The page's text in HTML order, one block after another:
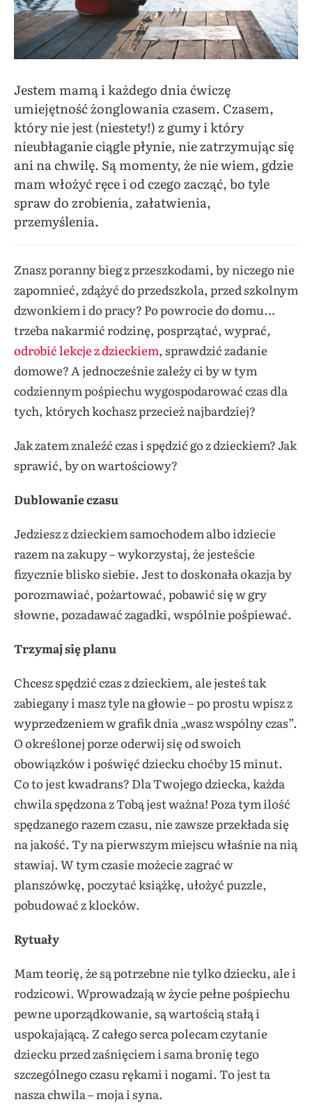
Jestem mamą i każdego dnia ćwiczę
umiejętność żonglowania czasem. Czasem,
który nie jest (niestety!) z gumy i który
nieubłaganie ciągle płynie, nie zatrzymując się
ani na chwilę. Są momenty, że nie wiem, gdzie
mam włożyć ręce i od czego zacząć, bo tyle
spraw do zrobienia, załatwienia,
przemyślenia.
Znasz poranny bieg z przeszkodami, by niczego nie
zapomnieć, zdążyć do przedszkola, przed szkolnym
dzwonkiem i do pracy? Po powrocie do domu…
trzeba nakarmić rodzinę, posprzątać, wyprać,
odrobić lekcje z dzieckiem, sprawdzić zadanie
domowe? A jednocześnie zależy ci by w tym
codziennym pośpiechu wygospodarować czas dla
tych, których kochasz przecież najbardziej?
Jak zatem znaleźć czas i spędzić go z dzieckiem? Jak
sprawić, by on wartościowy?
Dublowanie czasu
Jedziesz z dzieckiem samochodem albo idziecie
razem na zakupy – wykorzystaj, że jesteście
fizycznie blisko siebie. Jest to doskonała okazja by
porozmawiać, pożartować, pobawić się w gry
słowne, pozadawać zagadki, wspólnie pośpiewać.
Trzymaj się planu
Chcesz spędzić czas z dzieckiem, ale jesteś tak
zabiegany i masz tyle na głowie – po prostu wpisz z
wyprzedzeniem w grafik dnia „wasz wspólny czas”.
O określonej porze oderwij się od swoich
obowiązków i poświęć dziecku choćby 15 minut.
Co to jest kwadrans? Dla Twojego dziecka, każda
chwila spędzona z Tobą jest ważna! Poza tym ilość
spędzanego razem czasu, nie zawsze przekłada się
na jakość. Ty na pierwszym miejscu właśnie na nią
stawiaj. W tym czasie możecie zagrać w
planszówkę, poczytać książkę, ułożyć puzzle,
pobudować z klocków.
Rytuały
Mam teorię, że są potrzebne nie tylko dziecku, ale i
rodzicowi. Wprowadzają w życie pełne pośpiechu
pewne uporządkowanie, są wartością stałą i
uspokajającą. Z całego serca polecam czytanie
dziecku przed zaśnięciem i sama bronię tego
szczególnego czasu rękami i nogami. To jest ta
nasza chwila – moja i syna.